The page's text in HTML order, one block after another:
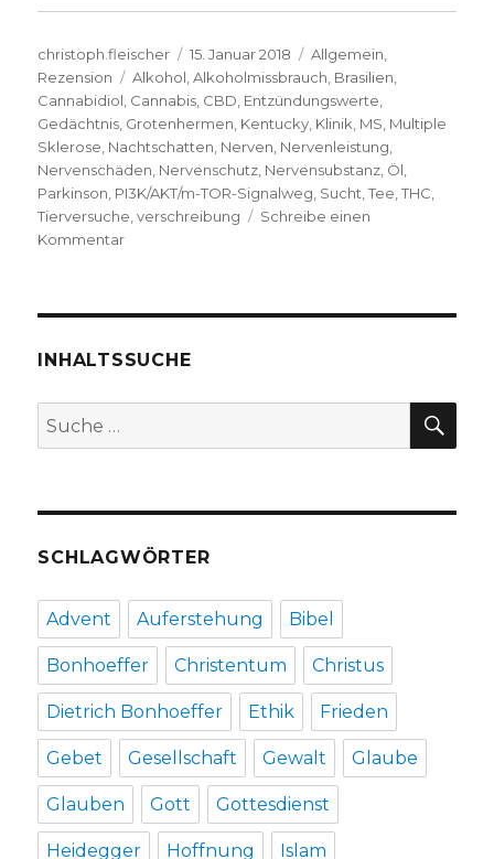
Autor
christoph.fleischer
Veröffentlicht
am
15. Januar 2018 Kategorien
Allgemein
Rezension
Schlagwörter
Alkohol ,Alkoholmissbrauch Brasilien
Cannabidiol Cannabis CBD Entzündungswerte
Gedächtnis Grotenhermen Kentucky Klinik MS Multiple
Sklerose Nachtschatten Nerven Nervenleistung
Nervenschäden Nervenschutz Nervensubstanz Öl
Parkinson PI3K/AKT/m-TOR-Signalweg Sucht ,Tee ,THC
Tierversuche ,verschreibung
Schreibe einen
Kommentarzu
Christoph
Welver
INHALTSSUCHE
Suche
nach:
SCHLAGWÖRTER
Advent Auferstehung Bibel
Bonhoeffer Christentum Christus
Dietrich Bonhoeffer Ethik Frieden
Gebet Gesellschaft Gewalt Glaube
Glauben Gott Gottesdienst
Heidegger Hoffnung Islam